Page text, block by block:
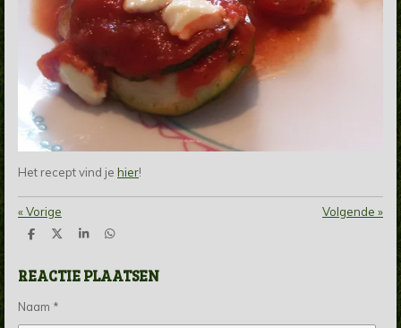
Het recept vind je hier!
«Vorige Volgende »
D
e
n
D
l
S
r
e
D
e
n
REACTIE PLAATSEN
Naam *